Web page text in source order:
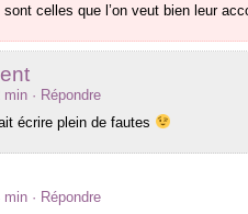
celles que l’on veut bien leur
min · Répondre
écrire plein de fautes
min · Répondre